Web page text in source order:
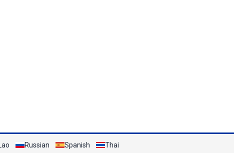
Lao Russian Spanish Thai